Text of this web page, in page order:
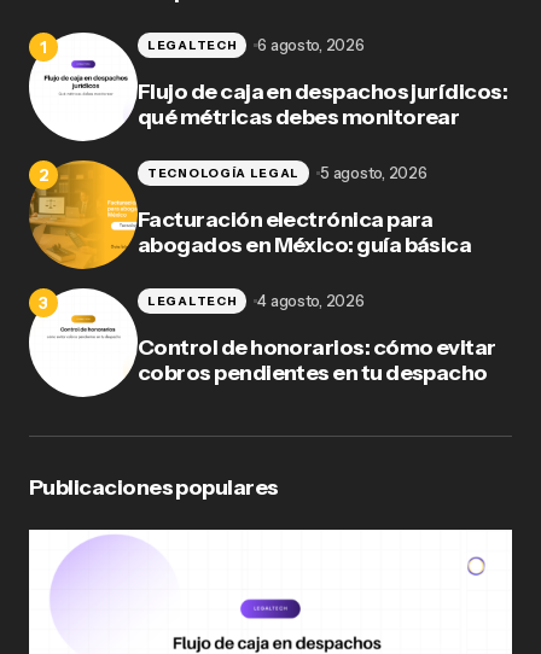
Flujo de caja en despachos jurídicos:
qué métricas debes monitorear
LEGALTECH 6 agosto, 2026
Facturación electrónica para
abogados en México: guía básica
TECNOLOGÍA LEGAL 5 agosto, 2026
Control de honorarios: cómo evitar
cobros pendientes en tu despacho
LEGALTECH 4 agosto, 2026
Publicaciones populares